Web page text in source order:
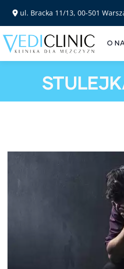
ul. Bracka 11/13, 00-501
O